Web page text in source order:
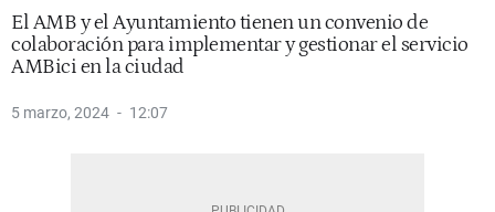
El AMB y el Ayuntamiento tienen un convenio de
colaboración para implementar y gestionar el servicio
AMBici en la ciudad
5 marzo, 2024 12:07